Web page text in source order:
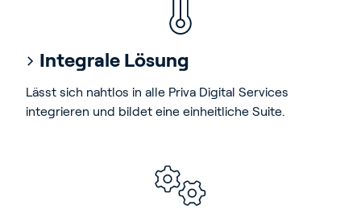
Integrale Lösung
Lässt sich nahtlos in alle Priva Digital Services
integrieren und bildet eine einheitliche Suite.